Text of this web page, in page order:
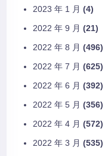
2023 年 1 月 (4)
2022 年 9 月 (21)
2022 年 8 月 (496)
2022 年 7 月 (625)
2022 年 6 月 (392)
2022 年 5 月 (356)
2022 年 4 月 (572)
2022 年 3 月 (535)